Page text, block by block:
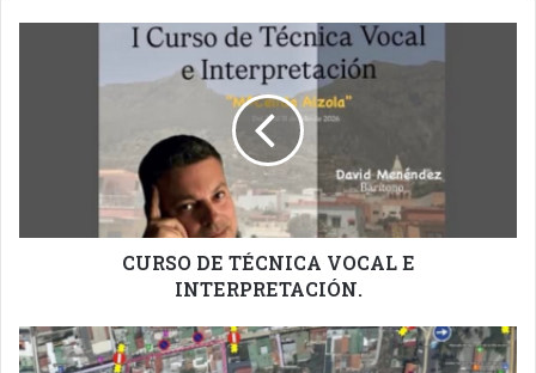
INTERPRETACIÓN.
CURSO DE TÉCNICA VOCAL E
INTERPRETACIÓN.
CIERRE
DE